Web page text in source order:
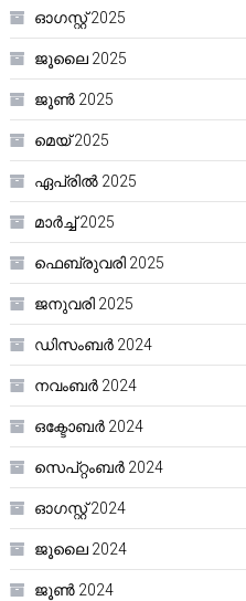
ഓഗസ്റ്റ്‌ 2025
ജൂലൈ 2025
ജൂൺ 2025
മെയ്‌ 2025
ഏപ്രിൽ 2025
മാർച്ച്‌ 2025
ഫെബ്രുവരി 2025
ജനുവരി 2025
ഡിസംബർ 2024
നവംബർ 2024
ഒക്ടോബർ 2024
സെപ്റ്റംബർ 2024
ഓഗസ്റ്റ്‌ 2024
ജൂലൈ 2024
ജൂൺ 2024